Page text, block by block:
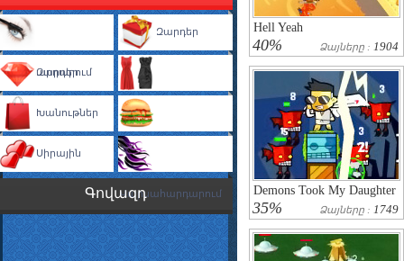
Դիմահարդարում
Զարդեր
Զարդեր
Զգեստաորում
Խանութներ
Խոհարարություն
Սիրային
Վարսահարդարում
Գովազդ
Hell Yeah
40% Ձայները : 1904
Demons Took My Daughter
35% Ձայները : 1749